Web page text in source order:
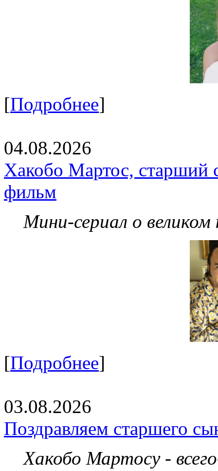
[Подробнее]
04.08.2026
Хакобо Мартос, старший
фильм
Мини-сериал о великом
[Подробнее]
03.08.2026
Поздравляем старшего
Хакобо Мартосу -